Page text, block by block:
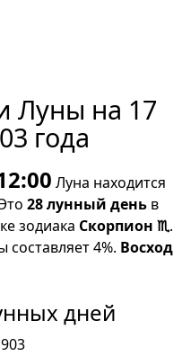
Луны на 17
года
Луна находится
28 лунный день в
зодиака Скорпион ♏.
составляет 4%. Восход
дней